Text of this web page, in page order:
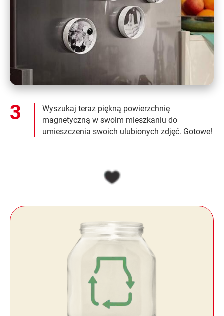
Wyszukaj teraz piękną powierzchnię
magnetyczną w swoim mieszkaniu do
umieszczenia swoich ulubionych zdjęć. Gotowe!